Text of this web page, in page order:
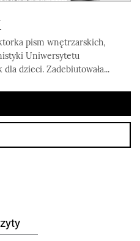
pism wnętrzarskich,
Uniwersytetu
dzieci. Zadebiutowała...